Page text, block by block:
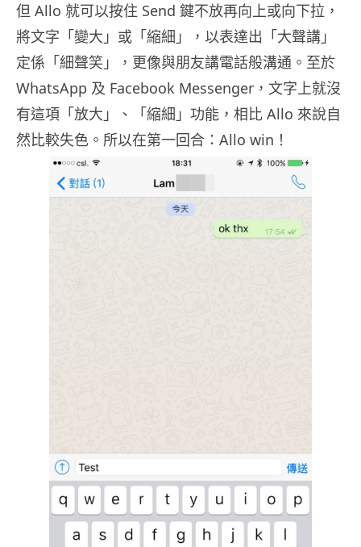
但 Allo 就可以按住 Send 鍵不放再向上或向下拉，
將文字「變大」或「縮細」，以表達出「大聲講」
定係「細聲笑」，更像與朋友講電話般溝通。至於
WhatsApp 及 Facebook Messenger，文字上就沒
有這項「放大」、「縮細」功能，相比 Allo 來說自
然比較失色。所以在第一回合：Allo win！